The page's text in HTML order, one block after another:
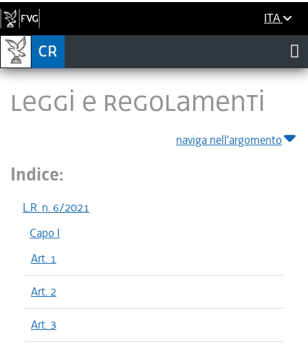
ITA
LEGGI E REGOLAMENTI
naviga nell'argomento
Indice:
L.R. n. 6/2021
Capo I
Art. 1
Art. 2
Art. 3